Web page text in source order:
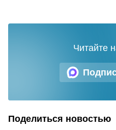
Читайте
Поделиться новостью